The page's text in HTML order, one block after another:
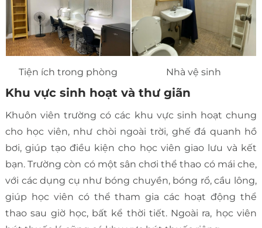
Tiện ích trong phòng Nhà vệ sinh
Khu vực sinh hoạt và thư giãn
Khuôn viên trường có các khu vực sinh hoạt chung
cho học viên, như chòi ngoài trời, ghế đá quanh hồ
bơi, giúp tạo điều kiện cho học viên giao lưu và kết
bạn. Trường còn có một sân chơi thể thao có mái che,
với các dụng cụ như bóng chuyền, bóng rổ, cầu lông,
giúp học viên có thể tham gia các hoạt động thể
thao sau giờ học, bất kể thời tiết. Ngoài ra, học viên